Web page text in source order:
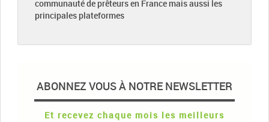
communauté de prêteurs en France mais aussi les
principales plateformes
ABONNEZ VOUS À NOTRE NEWSLETTER
Et recevez chaque mois les meilleurs